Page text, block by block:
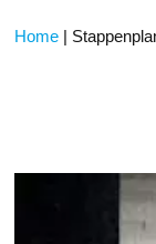
Home |